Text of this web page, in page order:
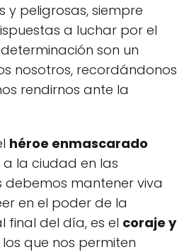
y peligrosas, siempre
a luchar por el
son un
nosotros, recordándonos
rendirnos ante la
héroe enmascarado
la ciudad en las
debemos mantener viva
en el poder de la
final del día, es el coraje y
los que nos permiten